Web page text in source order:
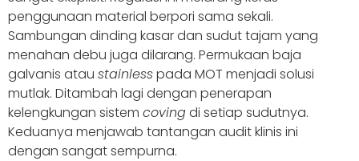
penggunaan material berpori sama sekali.
Sambungan dinding kasar dan sudut tajam yang
menahan debu juga dilarang. Permukaan baja
galvanis atau stainlesspada MOT menjadi solusi
mutlak. Ditambah lagi dengan penerapan
kelengkungan sistem covingdi setiap sudutnya.
Keduanya menjawab tantangan audit klinis ini
dengan sangat sempurna.